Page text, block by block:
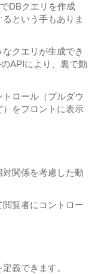
DBクエリを作成
という手もありま
クエリが生成でき
APIにより、裏で動
ロール（プルダウ
）をフロントに表示
関係を考慮した動
覧者にコントロー
義できます。